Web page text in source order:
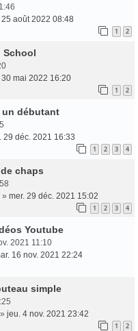
août 2022 08:48
1 2
School
mai 2022 16:20
1 2
un débutant
29 déc. 2021 16:33
1 2 3 4
chaps
» mer. 29 déc. 2021 15:02
1 2 3 4
Youtube
2021 11:10
16 nov. 2021 22:24
simple
» jeu. 4 nov. 2021 23:42
1 2